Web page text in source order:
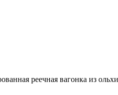
реечная вагонка из